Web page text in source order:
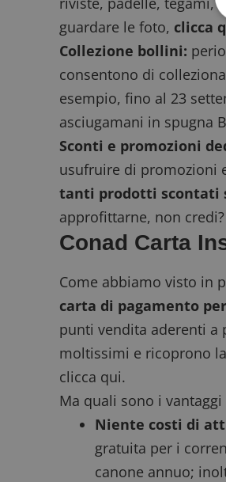
guardare le foto, clicca
Collezione bollini:
consentono di
esempio, fino al 23
asciugamani in spugna
Sconti e promozioni
usufruire di promozioni
tanti prodotti scontati
approfittarne, non credi?
Conad Carta
Come abbiamo visto in
carta di pagamento
punti vendita aderenti a
moltissimi e ricoprono
clicca qui.
Ma quali sono i
Niente costi di
gratuita per i
canone annuo;